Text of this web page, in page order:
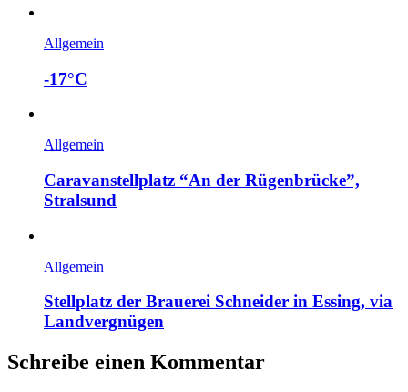
Allgemein
-17°C
Allgemein
Caravanstellplatz “An der Rügenbrücke”,
Stralsund
Allgemein
Stellplatz der Brauerei Schneider in Essing, via
Landvergnügen
Schreibe einen Kommentar